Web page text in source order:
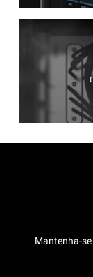
Mantenha-